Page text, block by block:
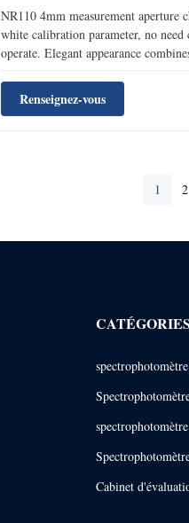
NR110 4mm measurement
white calibration parameter, no
operate. Elegant appearance
Renseignez-vous
1 2
CATÉGORIES
Cabinet